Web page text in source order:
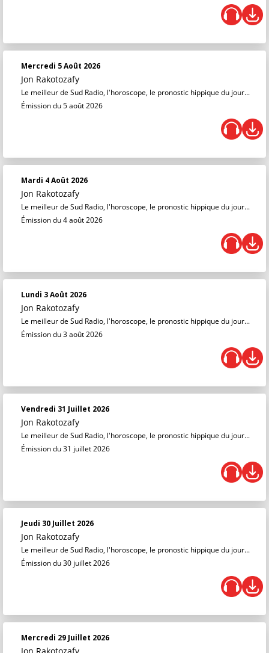
Mercredi 5 Août 2026
Jon Rakotozafy
Le meilleur de Sud Radio, l'horoscope, le pronostic hippique du jour...
Émission du 5 août 2026
Mardi 4 Août 2026
Jon Rakotozafy
Le meilleur de Sud Radio, l'horoscope, le pronostic hippique du jour...
Émission du 4 août 2026
Lundi 3 Août 2026
Jon Rakotozafy
Le meilleur de Sud Radio, l'horoscope, le pronostic hippique du jour...
Émission du 3 août 2026
Vendredi 31 Juillet 2026
Jon Rakotozafy
Le meilleur de Sud Radio, l'horoscope, le pronostic hippique du jour...
Émission du 31 juillet 2026
Jeudi 30 Juillet 2026
Jon Rakotozafy
Le meilleur de Sud Radio, l'horoscope, le pronostic hippique du jour...
Émission du 30 juillet 2026
Mercredi 29 Juillet 2026